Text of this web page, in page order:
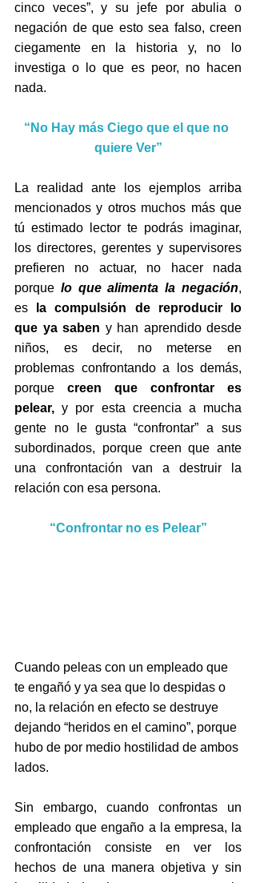
cinco veces”, y su jefe por abulia o
negación de que esto sea falso, creen
ciegamente en la historia y, no lo
investiga o lo que es peor, no hacen
nada.
“No Hay más Ciego que el que no
quiere Ver”
La realidad ante los ejemplos arriba
mencionados y otros muchos más que
tú estimado lector te podrás imaginar,
los directores, gerentes y supervisores
prefieren no actuar, no hacer nada
porque lo que alimenta la negación,
es
la compulsión de reproducir lo
que ya saben y han aprendido desde
niños, es decir, no meterse en
problemas confrontando a los demás,
porque creen que confrontar es
pelear, y por esta creencia a mucha
gente no le gusta “confrontar” a sus
subordinados, porque creen que ante
una confrontación van a destruir la
relación con esa persona.
“Confrontar no es Pelear”
Cuando peleas con un empleado que
te engañó y ya sea que lo despidas o
no, la relación en efecto se destruye
dejando “heridos en el camino”, porque
hubo de por medio hostilidad de ambos
lados.
Sin embargo, cuando confrontas un
empleado que engaño a la empresa, la
confrontación consiste en ver los
hechos de una manera objetiva y sin